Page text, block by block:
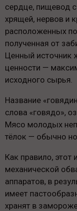
сердце, пищевод
хрящей, нервов и
расположенных
полученная от
Ценный источник
ценности —
исходного сырья.
Название
слова «говядо»,
Мясо молодых
тёлок — обычно
Как правило, этот
механической
аппаратов, в
имеет
хранят в